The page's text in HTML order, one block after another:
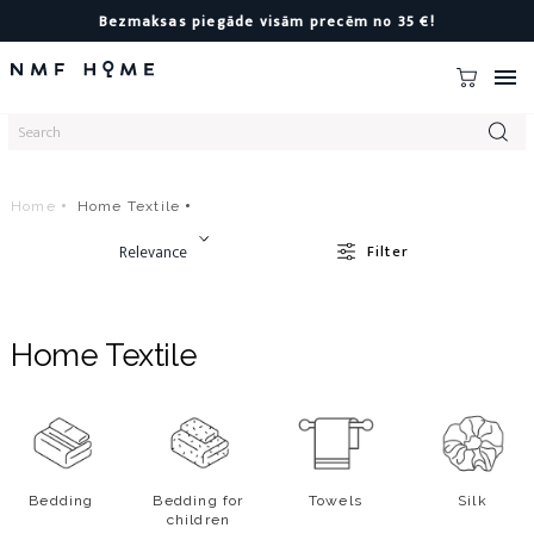
Bezmaksas piegāde visām precēm no 35 €!

Home Home Textile
Relevance Filter
Home Textile
Bedding
Bedding for
children
Towels Silk